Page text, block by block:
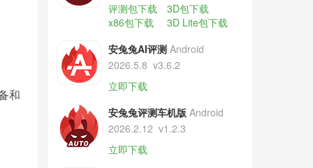
和
评测包下载
3D包下载
x86包下载
3D Lite包下载
安兔兔AI评测 Android
2026.5.8 v3.6.2
立即下载
安兔兔评测车机版 Android
2026.2.12 v1.2.3
立即下载